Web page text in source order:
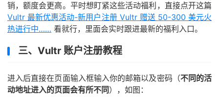
销，额度会更高。平时想盯紧这些活动福利，直接点开这篇
Vultr 最新优惠活动-新用户注册 Vultr 赠送 50-300 美元火
热进行中…… 看就行，里面会实时跟进最新的福利入口。
三、Vultr 账户注册教程
进入后直接在页面输入框输入你的邮箱以及密码（不同的活
动地址进入的页面会有所不同），如图：